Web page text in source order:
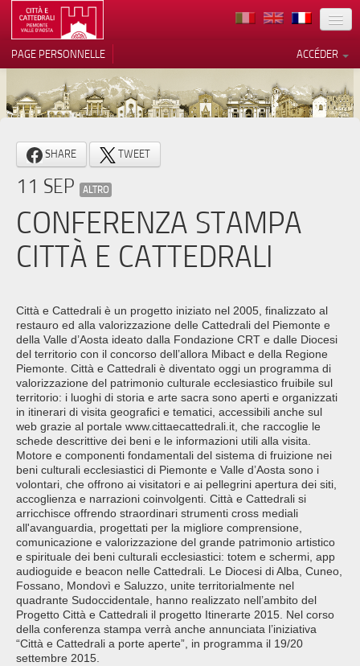
TERRITOIRE
ARCHITECTURE
MUSÉES
ITINÉRAIRES
EVÉNEMENTS
CONTACTS
PRESS
ACCÉDER
PAGE PERSONNELLE
SHARE TWEET
11 SEP ALTRO
CONFERENZA STAMPA
CITTÀ E CATTEDRALI
Città e Cattedrali è un progetto iniziato nel 2005, finalizzato al
restauro ed alla valorizzazione delle Cattedrali del Piemonte e
della Valle d’Aosta ideato dalla Fondazione CRT e dalle Diocesi
del territorio con il concorso dell’allora Mibact e della Regione
Piemonte. Città e Cattedrali è diventato oggi un programma di
valorizzazione del patrimonio culturale ecclesiastico fruibile sul
territorio: i luoghi di storia e arte sacra sono aperti e organizzati
in itinerari di visita geografici e tematici, accessibili anche sul
web grazie al portale www.cittaecattedrali.it, che raccoglie le
schede descrittive dei beni e le informazioni utili alla visita.
Motore e componenti fondamentali del sistema di fruizione nei
beni culturali ecclesiastici di Piemonte e Valle d’Aosta sono i
volontari, che offrono ai visitatori e ai pellegrini apertura dei siti,
accoglienza e narrazioni coinvolgenti. Città e Cattedrali si
arricchisce offrendo straordinari strumenti cross mediali
all'avanguardia, progettati per la migliore comprensione,
comunicazione e valorizzazione del grande patrimonio artistico
e spirituale dei beni culturali ecclesiastici: totem e schermi, app
audioguide e beacon nelle Cattedrali. Le Diocesi di Alba, Cuneo,
Fossano, Mondovì e Saluzzo, unite territorialmente nel
quadrante Sudoccidentale, hanno realizzato nell’ambito del
Progetto Città e Cattedrali il progetto Itinerarte 2015. Nel corso
della conferenza stampa verrà anche annunciata l’iniziativa
“Città e Cattedrali a porte aperte”, in programma il 19/20
settembre 2015.
Notification lors de la collecte
Vos choix en matière de
confidentialité